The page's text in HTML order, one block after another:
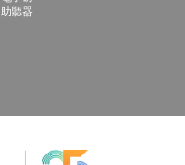
助聽器